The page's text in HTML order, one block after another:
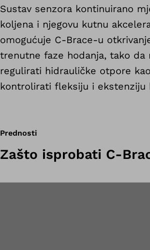
Sustav senzora kontinuirano
koljena i njegovu kutnu
omogućuje C-Brace-u
trenutne faze hodanja, tako da
regulirati hidrauličke otpore
kontrolirati fleksiju i ekstenziju
Prednosti
Zašto isprobati C-